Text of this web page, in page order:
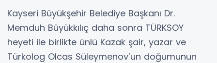
Kayseri Büyükşehir Belediye Başkanı Dr.
Memduh Büyükkılıç daha sonra TÜRKSOY
heyeti ile birlikte ünlü Kazak şair, yazar ve
Türkolog Olcas Süleymenov’un doğumunun